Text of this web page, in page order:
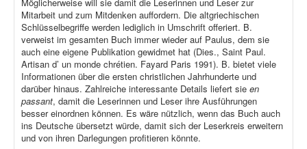
Mitarbeit und zum Mitdenken auffordern. Die altgriechischen
Schlüsselbegriffe werden lediglich in Umschrift offeriert. B.
verweist im gesamten Buch immer wieder auf Paulus, dem sie
auch eine eigene Publikation gewidmet hat (Dies., Saint Paul.
Artisan d’ un monde chrétien. Fayard Paris 1991). B. bietet viele
Informationen über die ersten christlichen Jahrhunderte und
darüber hinaus. Zahlreiche interessante Details liefert sie en
passant, damit die Leserinnen und Leser ihre Ausführungen
besser einordnen können. Es wäre nützlich, wenn das Buch auch
ins Deutsche übersetzt würde, damit sich der Leserkreis erweitern
und von ihren Darlegungen profitieren könnte.